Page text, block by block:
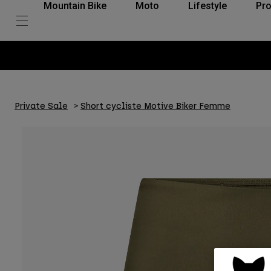
Mountain Bike Moto Lifestyle
Private Sale Short cycliste Motive Biker Femme